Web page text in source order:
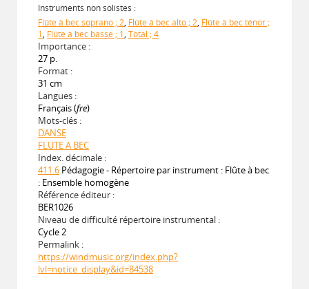
Instruments non solistes :
Flûte à bec soprano ; 2, Flûte à bec alto ; 2, Flûte à bec ténor ;
1, Flûte à bec basse ; 1, Total ; 4
Importance :
27 p.
Format :
31 cm
Langues :
Français (fre)
Mots-clés :
DANSE
FLUTE A BEC
Index. décimale :
411.6 Pédagogie - Répertoire par instrument : Flûte à bec
: Ensemble homogène
Référence éditeur :
BER1026
Niveau de difficulté répertoire instrumental :
Cycle 2
Permalink :
https://windmusic.org/index.php?
lvl=notice_display&id=84538